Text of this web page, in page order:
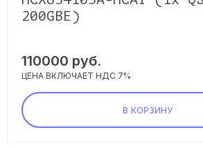
200GBE)
110000 руб.
ЦЕНА ВКЛЮЧАЕТ НДС 7%
В КОРЗИНУ